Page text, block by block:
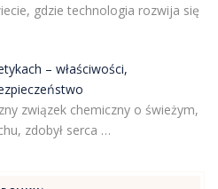
gdzie technologia rozwija się
– właściwości,
związek chemiczny o świeżym,
zdobył serca …